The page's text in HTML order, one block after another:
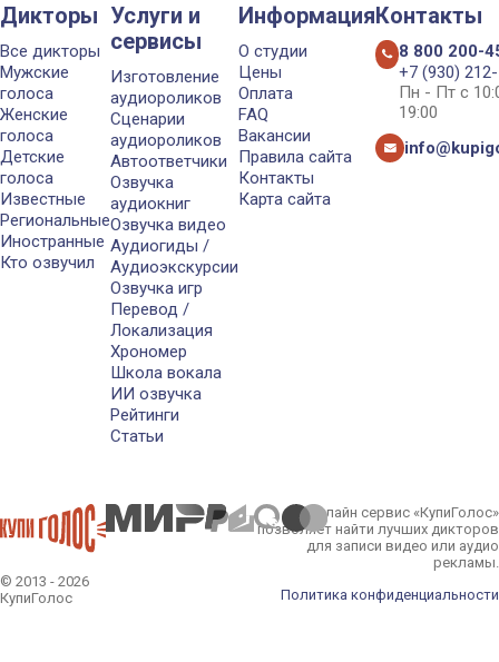
Дикторы
Все дикторы
Мужские
голоса
Женские
голоса
Детские
голоса
Известные
Региональные
Иностранные
Кто озвучил
Услуги и
сервисы
Изготовление
аудиороликов
Сценарии
аудиороликов
Автоответчики
Озвучка
аудиокниг
Озвучка видео
Аудиогиды /
Аудиоэкскурсии
Озвучка игр
Перевод /
Локализация
Хрономер
Школа вокала
ИИ озвучка
Рейтинги
Статьи
Информация
О студии
Цены
Оплата
FAQ
Вакансии
Правила сайта
Контакты
Карта сайта
Контакты
8 800 200-
+7 (930)
Пн - Пт с
19:00
© 2013 - 2026
КупиГолос
Онлайн сервис «КупиГолос»
позволяет найти лучших дикторов
для записи видео или аудио
рекламы.
Политика конфиденциальности